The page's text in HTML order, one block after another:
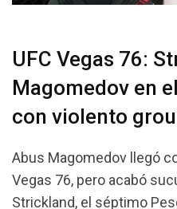
UFC Vegas 76:
Magomedov en
con violento
Abus Magomedov llegó
Vegas 76, pero acabó
Strickland, el séptimo